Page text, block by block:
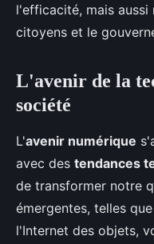
l'efficacité, mais
citoyens et le
L'avenir de la
société
L'avenir numérique
avec des tendances
de transformer notre
émergentes, telles
l'Internet des objets,